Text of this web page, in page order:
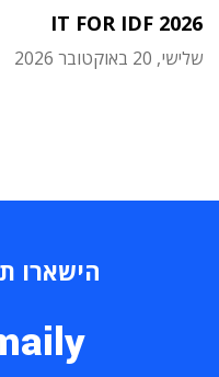
IT FOR IDF 2026
שלישי, 20 באוקטובר 2026
הישארו